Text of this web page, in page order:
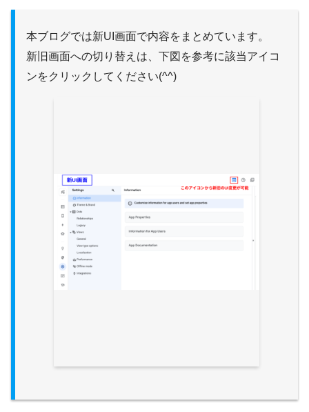
本ブログでは新UI画面で内容をまとめています。
新旧画面への切り替えは、下図を参考に該当アイコ
ンをクリックしてください(^^)